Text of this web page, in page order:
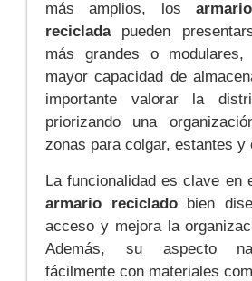
más amplios, los
recicladapueden
más grandes o modulares,
mayor capacidad de
importante valorar la
priorizando una
zonas para colgar, estantes y
La funcionalidad es clave en
armario recicladobien
acceso y mejora la
Además, su aspecto
fácilmente con materiales